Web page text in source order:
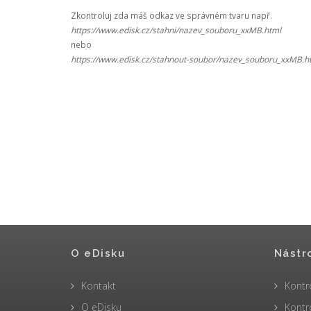
Zkontroluj zda máš odkaz ve správném tvaru např.
https://www.edisk.cz/stahni/nazev_souboru_xxMB.html
nebo
https://www.edisk.cz/stahnout-soubor/
O eDisku
Kontakt
O eDisku